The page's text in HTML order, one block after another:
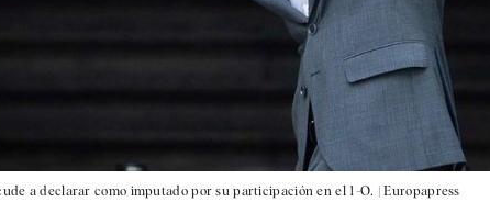
a declarar como imputado por su participación en el 1-O. |Europapress